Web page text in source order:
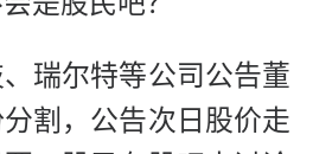
瑞尔特等公司公告董
割，公告次日股价走